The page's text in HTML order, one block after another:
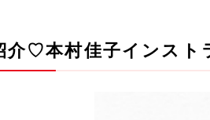
介♡本村佳子インスト